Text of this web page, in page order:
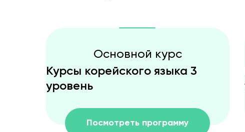
Основной курс
Курсы корейского языка 3
уровень
Посмотреть программу